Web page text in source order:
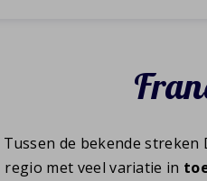
Tussen de bekende streken
regio met veel variatie in